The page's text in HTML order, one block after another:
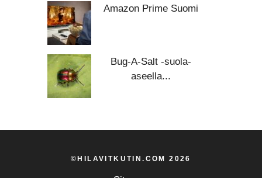
Amazon Prime Suomi
Bug-A-Salt -suola-
aseella...
©HILAVITKUTIN.COM 2026